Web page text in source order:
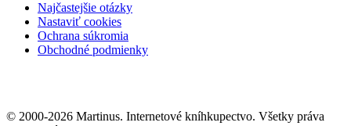
Najčastejšie otázky
Nastaviť cookies
Ochrana súkromia
Obchodné podmienky
© 2000-2026 Martinus. Internetové kníhkupectvo. Všetky práva